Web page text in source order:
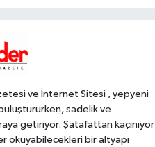
ve İnternet Sitesi , yepyeni
sadelik ve
getiriyor. Şatafattan kaçınıyor
okuyabilecekleri bir altyapı